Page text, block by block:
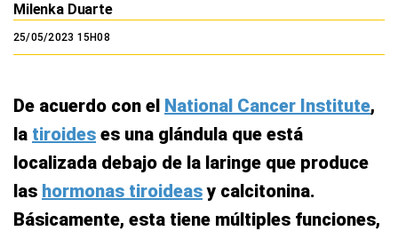
Milenka Duarte
25/05/2023 15H08
De acuerdo con el National Cancer Institute,
la tiroides es una glándula que está
localizada debajo de la laringe que produce
las hormonas tiroideasy calcitonina.
Básicamente, esta tiene múltiples funciones,